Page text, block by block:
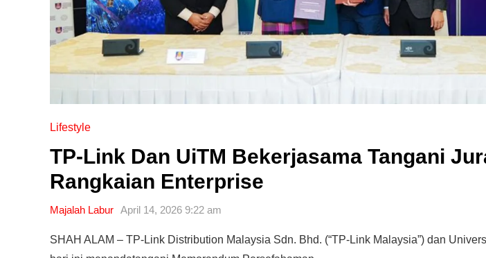
Lifestyle
TP-Link Dan UiTM Bekerjasama Tangani
Rangkaian Enterprise
Majalah Labur April 14, 2026 9:22 am
SHAH ALAM – TP-Link Distribution Malaysia Sdn. Bhd. (“TP-Link Malaysia”) dan